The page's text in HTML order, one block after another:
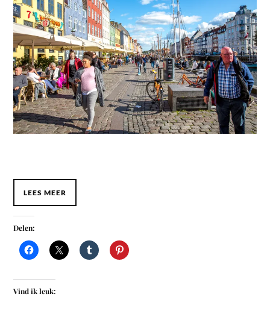
LEES MEER
Delen:
Vind ik leuk: